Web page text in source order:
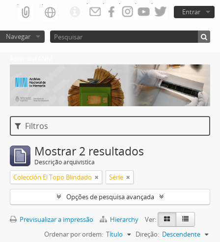
Entrar
Navegar
Filtros
Mostrar 2 resultados
Descrição arquivística
Colección El Topo Blindado Série
Opções de pesquisa avançada
Previsualizar a impressão Hierarchy
Ver:
Ordenar por ordem: Título Direção: Descendente